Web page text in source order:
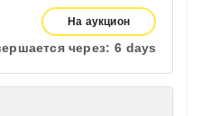
На аукцион
через: 6 days